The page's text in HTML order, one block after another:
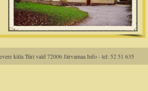
küla Türi vald 72006 Järvamaa Info - tel: 52 51 635